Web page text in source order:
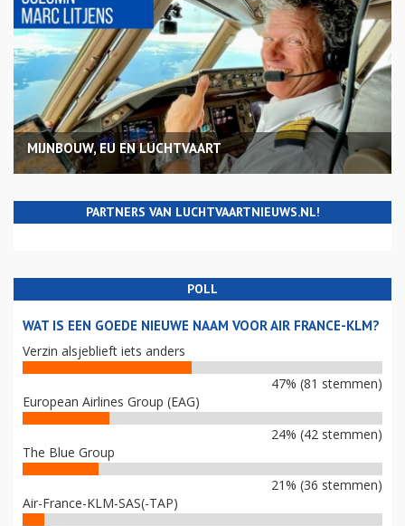
MIJNBOUW, EU EN LUCHTVAART
PARTNERS VAN LUCHTVAARTNIEUWS.NL!
POLL
WAT IS EEN GOEDE NIEUWE NAAM VOOR AIR FRANCE-KLM?
Verzin alsjeblieft iets anders
47% (81 stemmen)
European Airlines Group (EAG)
24% (42 stemmen)
The Blue Group
21% (36 stemmen)
Air-France-KLM-SAS(-TAP)